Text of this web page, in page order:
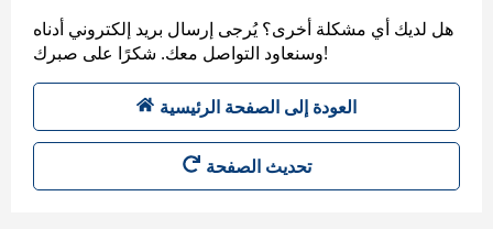
هل لديك أي مشكلة أخرى؟ يُرجى إرسال بريد إلكتروني أدناه
وسنعاود التواصل معك. شكرًا على صبرك!
العودة إلى الصفحة الرئيسية
تحديث الصفحة